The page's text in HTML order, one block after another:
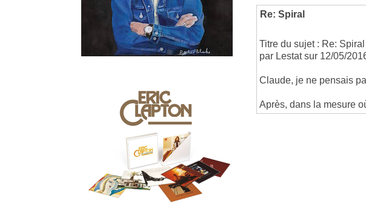
Re: Spiral
Titre du sujet : Re: Spiral
par Lestat sur 12/05/
Claude, je ne pensais
Après, dans la mesure